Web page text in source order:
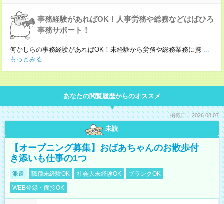
事務経験があればOK！人事労務や総務などはばひろ
事務サポート！
何かしらの事務経験があればOK！未経験から労務や総務業務に携 ...
もっとみる
あなたの閲覧履歴からのオススメ
掲載日：2026.08.07
未読
【オープニング募集】おばあちゃんのお散歩付
き添いも仕事の1つ
派遣 職種未経験OK 社会人未経験OK
ブランクOK
WEB登録・面接OK